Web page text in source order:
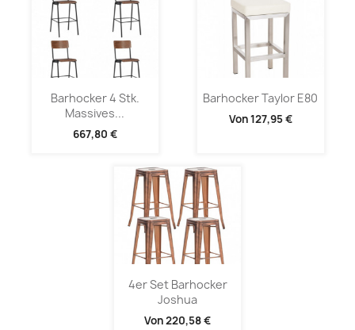
Barhocker 4 Stk.
Massives...
667,80 €
Barhocker Taylor E80
Von127,95 €
4er Set Barhocker
Joshua
Von220,58 €